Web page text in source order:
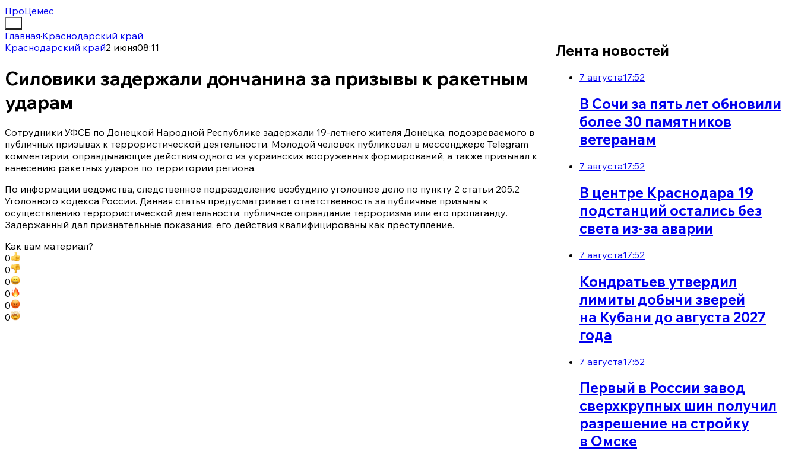
ПроЦемес
Лента новостей
7 августа17:52
В Сочи за пять лет обновили
более 30 памятников
ветеранам
7 августа17:52
В центре Краснодара 19
подстанций остались без
света из-за аварии
7 августа17:52
Кондратьев утвердил
лимиты добычи зверей
на Кубани до августа 2027
года
7 августа17:52
Первый в России завод
сверхкрупных шин получил
разрешение на стройку
в Омске
Главная·Краснодарский край
Краснодарский край2 июня08:11
Силовики задержали дончанина за призывы к ракетным
ударам
Сотрудники УФСБ по Донецкой Народной Республике задержали 19-летнего жителя Донецка, подозреваемого в
публичных призывах к террористической деятельности. Молодой человек публиковал в мессенджере Telegram
комментарии, оправдывающие действия одного из украинских вооруженных формирований, а также призывал к
нанесению ракетных ударов по территории региона.
По информации ведомства, следственное подразделение возбудило уголовное дело по пункту 2 статьи 205.2
Уголовного кодекса России. Данная статья предусматривает ответственность за публичные призывы к
осуществлению террористической деятельности, публичное оправдание терроризма или его пропаганду.
Задержанный дал признательные показания, его действия квалифицированы как преступление.
Как вам материал?
0
0
0
0
0
0